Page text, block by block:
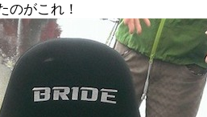
のがこれ！